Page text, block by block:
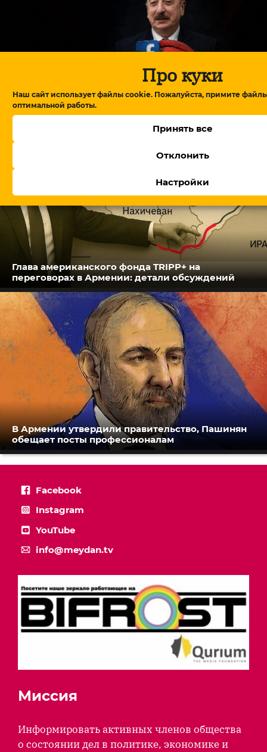
Про куки
Наш сайт использует файлы cookie. Пожалуйста, примите
оптимальной работы.
Принять все
Отклонить
Настройки
От блокировки сайтов до соцсетей: как
меняется цифровое пространство в
Азербайджане?
Глава американского фонда TRIPP+ на
переговорах в Армении: детали обсуждений
В Армении утвердили правительство, Пашинян
обещает посты профессионалам
Facebook
Instagram
YouTube
info@meydan.tv
Миссия
Информировать активных членов общества
о состоянии дел в политике, экономике и